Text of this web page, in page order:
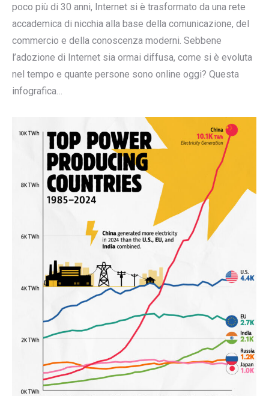
poco più di 30 anni, Internet si è trasformato da una rete
accademica di nicchia alla base della comunicazione, del
commercio e della conoscenza moderni. Sebbene
l’adozione di Internet sia ormai diffusa, come si è evoluta
nel tempo e quante persone sono online oggi? Questa
infografica…